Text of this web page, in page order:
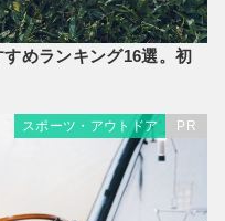
すめランキング16選。初
スポーツ・アウトドア PR